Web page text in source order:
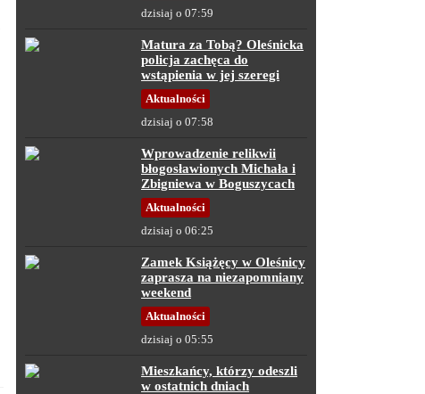
dzisiaj o 07:59
Matura za Tobą? Oleśnicka
policja zachęca do
wstąpienia w jej szeregi
Aktualności
dzisiaj o 07:58
Wprowadzenie relikwii
błogosławionych Michała i
Zbigniewa w Boguszycach
Aktualności
dzisiaj o 06:25
Zamek Książęcy w Oleśnicy
zaprasza na niezapomniany
weekend
Aktualności
dzisiaj o 05:55
Mieszkańcy, którzy odeszli
w ostatnich dniach